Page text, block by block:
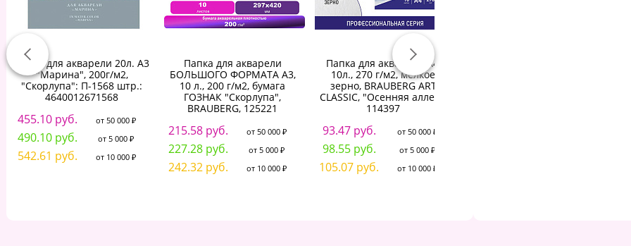
Папка для акварели 20л. А3
"Марина", 200г/м2,
"Скорлупа": П-1568 штр.:
4640012671568
455.10 руб. от 50 000 ₽
490.10 руб. от 5 000 ₽
542.61 руб. от 10 000 ₽
Папка для акварели
БОЛЬШОГО ФОРМАТА А3,
10 л., 200 г/м2, бумага
ГОЗНАК "Скорлупа",
BRAUBERG, 125221
215.58 руб. от 50 000 ₽
227.28 руб. от 5 000 ₽
242.32 руб. от 10 000 ₽
Папка для акварели А4,
10л., 270 г/м2, мелкое
зерно, BRAUBERG ART
CLASSIC, "Осенняя аллея",
114397
93.47 руб. от 50 000 ₽
98.55 руб. от 5 000 ₽
105.07 руб. от 10 000 ₽